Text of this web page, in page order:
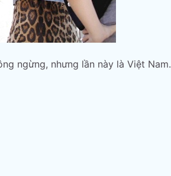
ngừng, nhưng lần này là Việt Nam.